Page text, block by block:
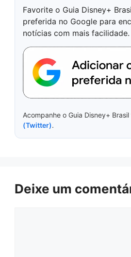
Favorite o Guia Disney+
preferida no Google para
notícias com mais facilidade.
Acompanhe o Guia Disney+
(Twitter).
Deixe um